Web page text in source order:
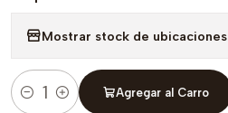
Mostrar stock de ubicaciones
Cantidad
Agregar al Carro